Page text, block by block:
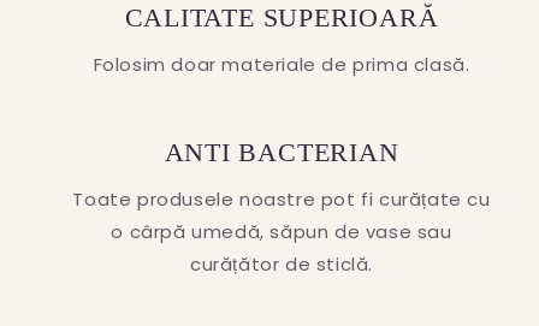
CALITATE SUPERIOARĂ
Folosim doar materiale de prima clasă.
ANTI BACTERIAN
Toate produsele noastre pot fi curățate cu
o cârpă umedă, săpun de vase sau
curățător de sticlă.